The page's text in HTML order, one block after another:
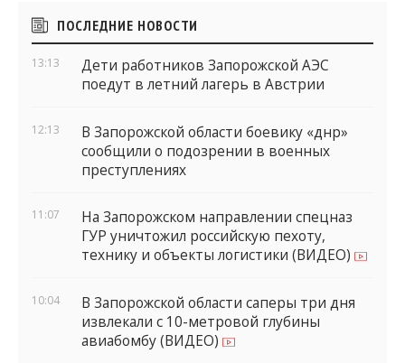
Боковые
виджеты
ПОСЛЕДНИЕ НОВОСТИ
13:13
Дети работников Запорожской АЭС
поедут в летний лагерь в Австрии
12:13
В Запорожской области боевику «днр»
сообщили о подозрении в военных
преступлениях
11:07
На Запорожском направлении спецназ
ГУР уничтожил российскую пехоту,
технику и объекты логистики (ВИДЕО)
10:04
В Запорожской области саперы три дня
извлекали с 10-метровой глубины
авиабомбу (ВИДЕО)